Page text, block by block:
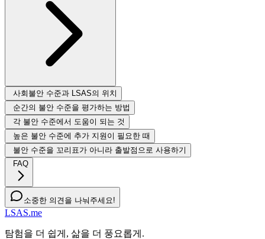
사회불안 수준과 LSAS의 위치
순간의 불안 수준을 평가하는 방법
각 불안 수준에서 도움이 되는 것
높은 불안 수준에 추가 지원이 필요한 때
불안 수준을 꼬리표가 아니라 출발점으로 사용하기
FAQ
소중한 의견을 나눠주세요!
LSAS.me
탐험을 더 쉽게, 삶을 더 풍요롭게.